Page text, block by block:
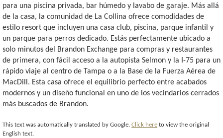
para una piscina privada, bar húmedo y lavabo de garaje. Más allá
de la casa, la comunidad de La Collina ofrece comodidades de
estilo resort que incluyen una casa club, piscina, parque infantil y
un parque para perros dedicado. Estás perfectamente ubicado a
solo minutos del Brandon Exchange para compras y restaurantes
de primera, con fácil acceso a la autopista Selmon y la I-75 para un
rápido viaje al centro de Tampa o a la Base de la Fuerza Aérea de
MacDill. Esta casa ofrece el equilibrio perfecto entre acabados
modernos y un diseño funcional en uno de los vecindarios cerrados
más buscados de Brandon.
This text was automatically translated by Google. Click here to view the original
English text.